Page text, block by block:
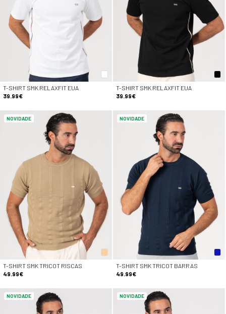
T-SHIRT SMK RELAXFIT EUA
39.99€
T-SHIRT SMK RELAXFIT EUA
39.99€
NOVIDADE
T-SHIRT SMK TRICOT RISCAS
49.99€
NOVIDADE
T-SHIRT SMK TRICOT BARRAS
49.99€
NOVIDADE NOVIDADE